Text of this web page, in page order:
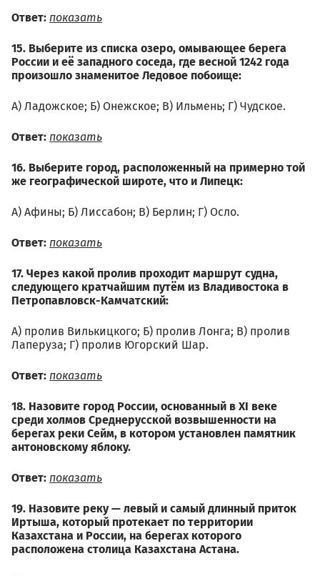
Ответ: показать
15. Выберите из списка озеро, омывающее берега
России и её западного соседа, где весной 1242 года
произошло знаменитое Ледовое побоище:
А) Ладожское; Б) Онежское; В) Ильмень; Г) Чудское.
Ответ: показать
16. Выберите город, расположенный на примерно той
же географической широте, что и Липецк:
А) Афины; Б) Лиссабон; В) Берлин; Г) Осло.
Ответ: показать
17. Через какой пролив проходит маршрут судна,
следующего кратчайшим путём из Владивостока в
Петропавловск-Камчатский:
А) пролив Вилькицкого; Б) пролив Лонга; В) пролив
Лаперуза; Г) пролив Югорский Шар.
Ответ: показать
18. Назовите город России, основанный в XI веке
среди холмов Среднерусской возвышенности на
берегах реки Сейм, в котором установлен памятник
антоновскому яблоку.
Ответ: показать
19. Назовите реку — левый и самый длинный приток
Иртыша, который протекает по территории
Казахстана и России, на берегах которого
расположена столица Казахстана Астана.